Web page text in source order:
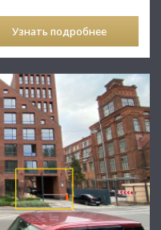
Узнать подробнее